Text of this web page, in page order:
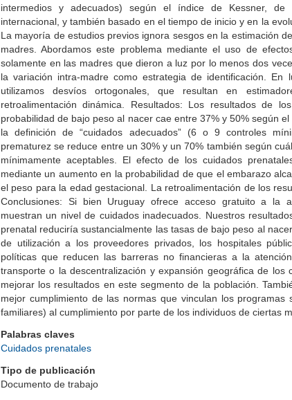
intermedios y adecuados) según el índice de Kessner,
internacional, y también basado en el tiempo de inicio y en la
La mayoría de estudios previos ignora sesgos en la estimación
madres. Abordamos este problema mediante el uso de
solamente en las madres que dieron a luz por lo menos dos
la variación intra-madre como estrategia de identificación.
utilizamos desvíos ortogonales, que resultan en
retroalimentación dinámica. Resultados: Los resultados de
probabilidad de bajo peso al nacer cae entre 37% y 50% según
la definición de “cuidados adecuados” (6 o 9 controles
prematurez se reduce entre un 30% y un 70% también según
mínimamente aceptables. El efecto de los cuidados
mediante un aumento en la probabilidad de que el embarazo
el peso para la edad gestacional. La retroalimentación de los
Conclusiones: Si bien Uruguay ofrece acceso gratuito a la
muestran un nivel de cuidados inadecuados. Nuestros
prenatal reduciría sustancialmente las tasas de bajo peso al
de utilización a los proveedores privados, los hospitales
políticas que reducen las barreras no financieras a la
transporte o la descentralización y expansión geográfica de
mejorar los resultados en este segmento de la población.
mejor cumplimiento de las normas que vinculan los
familiares) al cumplimiento por parte de los individuos de ciertas
Palabras claves
Cuidados prenatales
Tipo de publicación
Documento de trabajo